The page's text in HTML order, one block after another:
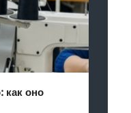
как оно